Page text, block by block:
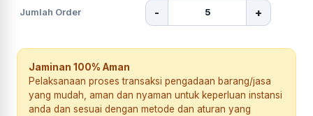
Jumlah Order - +
Jaminan 100% Aman
Pelaksanaan proses transaksi pengadaan barang/jasa
yang mudah, aman dan nyaman untuk keperluan instansi
anda dan sesuai dengan metode dan aturan yang